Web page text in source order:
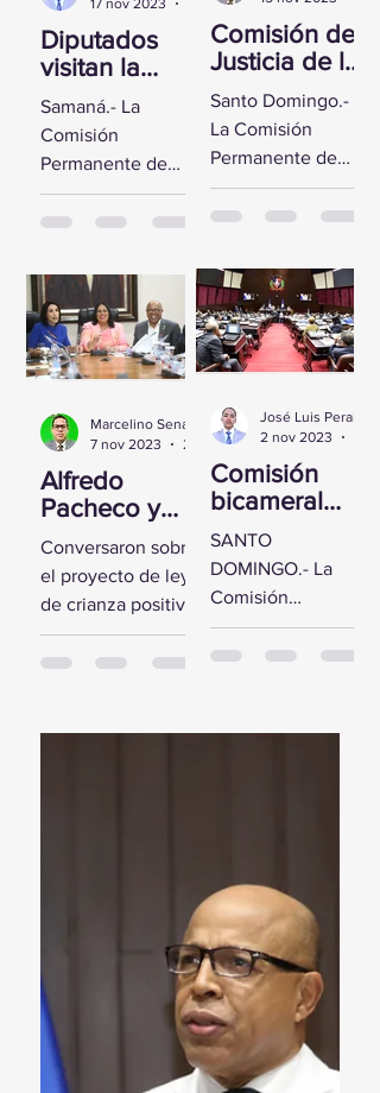
Diputados
visitan la
Fortaleza de
Santa
Bárbara de
Samaná
Samaná.- La
Comisión
Permanente de
Derechos
Humanos de la
Diputados visitó la
Fortaleza de Santa
Bárbara de
Samaná, a fin de...
Comisión de
Justicia de la
CD se reúne
con Yeni
Berenice
Reynoso
Santo Domingo.-
La Comisión
Permanente de
Justicia de la
Cámara de
un encuentro con
la Directora de
Persecución del...
Alfredo
Pacheco y
comisión de
diputados
reciben a la
Primera
Dama
Conversaron sobre
el proyecto de ley
de crianza positiva
SANTO
DOMINGO.- El
Marcelino Sena
7 nov 2023
Comisión
bicameral
inicia hoy el
estudio del
Presupuesto
General del
Estado 2024
SANTO
DOMINGO.- La
Comisión
Bicameral Especial
iniciará hoy los
proyecto de ley
José Luis Peralta
2 nov 2023